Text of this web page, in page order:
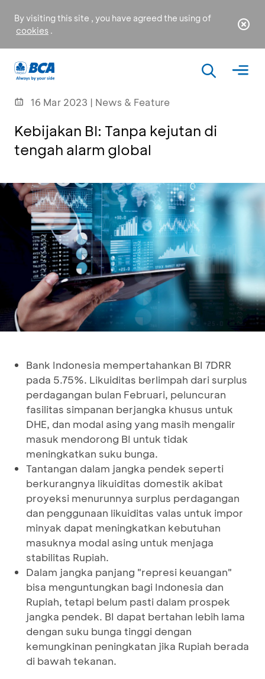
By visiting this site , you have agreed the using of
cookies .
16 Mar 2023 | News & Feature
Kebijakan BI: Tanpa kejutan di
tengah alarm global
Bank Indonesia mempertahankan BI 7DRR
pada 5.75%. Likuiditas berlimpah dari surplus
perdagangan bulan Februari, peluncuran
fasilitas simpanan berjangka khusus untuk
DHE, dan modal asing yang masih mengalir
masuk mendorong BI untuk tidak
meningkatkan suku bunga.
Tantangan dalam jangka pendek seperti
berkurangnya likuiditas domestik akibat
proyeksi menurunnya surplus perdagangan
dan penggunaan likuiditas valas untuk impor
minyak dapat meningkatkan kebutuhan
masuknya modal asing untuk menjaga
stabilitas Rupiah.
Dalam jangka panjang "represi keuangan"
bisa menguntungkan bagi Indonesia dan
Rupiah, tetapi belum pasti dalam prospek
jangka pendek. BI dapat bertahan lebih lama
dengan suku bunga tinggi dengan
kemungkinan peningkatan jika Rupiah berada
di bawah tekanan.